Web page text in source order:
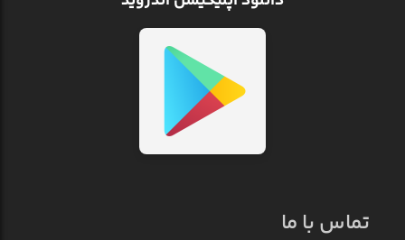
تماس با ما